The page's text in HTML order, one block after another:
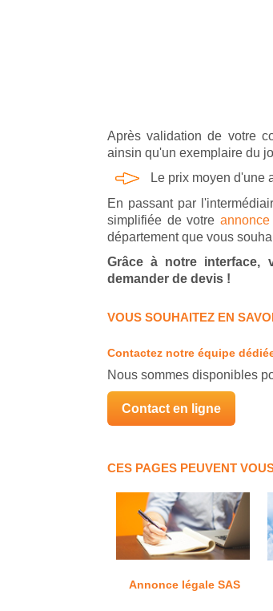
Après validation de votre
ainsin qu'un exemplaire du
Le prix moyen d'une
En passant par
simplifiée de votre
département que vous
Grâce à notre interface,
demander de devis !
VOUS SOUHAITEZ EN
Contactez notre équipe
Nous sommes disponibles
Contact en ligne
CES PAGES PEUVENT
Annonce légale SAS